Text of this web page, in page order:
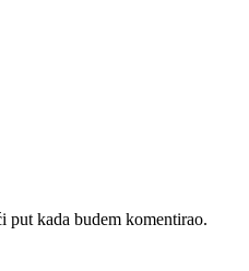
put kada budem komentirao.